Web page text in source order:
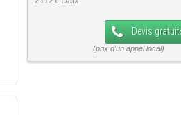
Devis